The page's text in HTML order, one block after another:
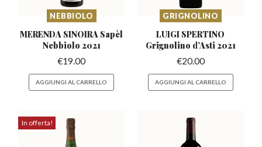
NEBBIOLO
MERENDA SINOIRA Sapèl
Nebbiolo 2021
€19.00
AGGIUNGI AL CARRELLO
GRIGNOLINO
LUIGI SPERTINO
Grignolino d’Asti 2021
€20.00
AGGIUNGI AL CARRELLO
In offerta!